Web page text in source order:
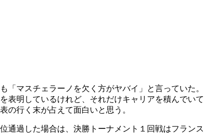
「マスチェラーノを欠く方がヤバイ」と言っていた
表明しているけれど、それだけキャリアを積んでい
の行く末が占えて面白いと思う。
過した場合は、決勝トーナメント１回戦はフラン